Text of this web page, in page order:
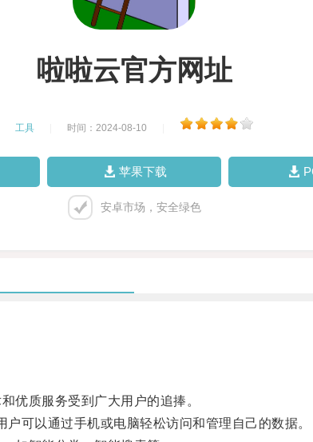
啦啦云官方网址
工具 时间：2024-08-10
苹果下载
安卓市场，安全绿色
优质服务受到广大用户的追捧。
可以通过手机或电脑轻松访问和管理自己的数据。